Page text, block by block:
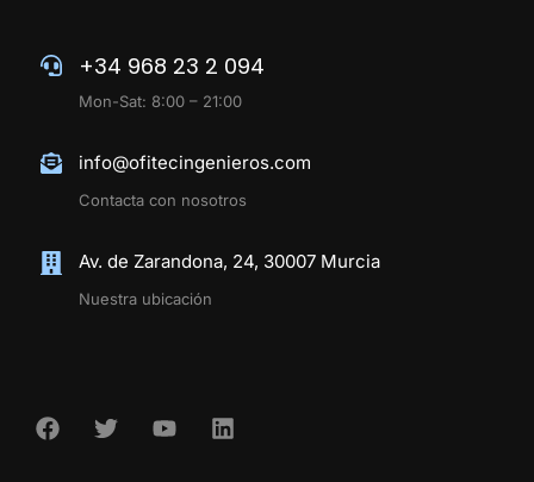
+34 968 23 2 094
Mon-Sat: 8:00 – 21:00
info@ofitecingenieros.com
Contacta con nosotros
Av. de Zarandona, 24, 30007 Murcia
Nuestra ubicación